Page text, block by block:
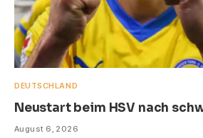
DEUTSCHLAND
Neustart beim HSV nach
August 6, 2026